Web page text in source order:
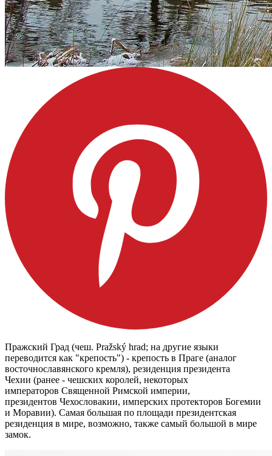
Пражский Град (чеш. Pražský hrad; на другие языки
переводится как "крепость") - крепость в Праге (аналог
восточнославянского кремля), резиденция президента
Чехии (ранее - чешских королей, некоторых
императоров Священной Римской империи,
президентов Чехословакии, имперских протекторов Богемии
и Моравии). Самая большая по площади президентская
резиденция в мире, возможно, также самый большой в мире
замок.